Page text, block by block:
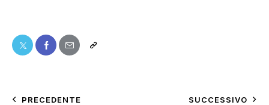
PRECEDENTE SUCCESSIVO